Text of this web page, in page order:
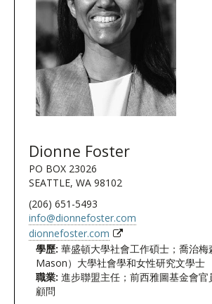
Dionne Foster
PO BOX 23026
SEATTLE, WA 98102
(206) 651-5493
info@dionnefoster.com
dionnefoster.com
學歷: 華盛頓大學社會工作碩士；喬治梅
Mason）大學社會學和女性研究文學士
職業: 進步聯盟主任；前西雅圖基金會
顧問